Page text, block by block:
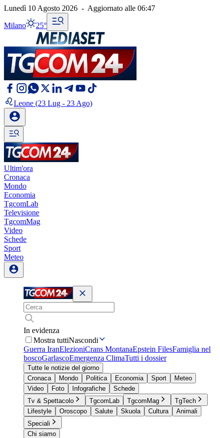
Lunedì 10 Agosto 2026 - Aggiornato alle 06:47
Milano 25°
Leone (23 Lug - 23 Ago)
Ultim'ora
Cronaca
Mondo
Economia
TgcomLab
Televisione
TgcomMag
Video
Schede
Sport
Meteo
In evidenza
Mostra tuttiNascondi
Guerra IranElezioniCrans MontanaEpstein FilesFamiglia nel
boscoGarlascoEmergenza ClimaTutti i dossier
Tutte le notizie del giorno
Cronaca
Mondo Politica Economia Sport
Meteo
Video
Foto Infografiche
Schede
Tv & Spettacolo
TgcomLab TgcomMag
TgTech
Lifestyle
Oroscopo Salute Skuola Cultura
Animali
Speciali
Chi siamo